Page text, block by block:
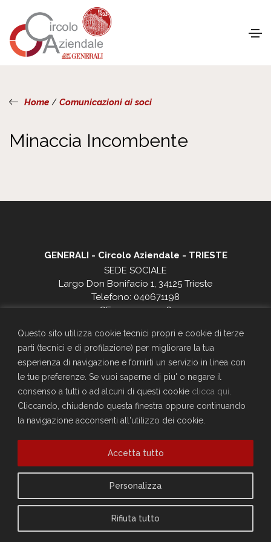
Questo sito utilizza cookie tecnici propri e cookie di terze
parti (tecnici e di profilazione) per migliorare la tua
esperienza di navigazione e fornirti un servizio in linea con
le tue preferenze. Se vuoi saperne di piu' o negare il
consenso a tutti o ad alcuni di questi cookie clicca qui
Cliccando, chiudendo questa finestra oppure continuando
la navigazione acconsenti all'utilizzo dei cookie.
Personalizza
Rifiuta tutto
Accetta tutto
Home/ Comunicazioni ai soci
Minaccia Incombente
GENERALI - Circolo Aziendale - TRIESTE
SEDE SOCIALE
Largo Don Bonifacio 1, 34125 Trieste
Telefono: 040671198
CF. 90025330326
Vuoi diventare socio del Circolo?
Scopri come fare
Sei già socio?
Compila il form per richiedere la registrazione al sito
Accedi
Privacy Policy
Cookie Policy